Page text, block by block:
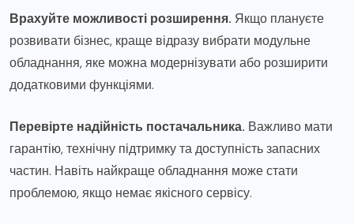
Врахуйте можливості розширення. Якщо плануєте
розвивати бізнес, краще відразу вибрати модульне
обладнання, яке можна модернізувати або розширити
додатковими функціями.
Перевірте надійність постачальника. Важливо мати
гарантію, технічну підтримку та доступність запасних
частин. Навіть найкраще обладнання може стати
проблемою, якщо немає якісного сервісу.